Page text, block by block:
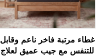
غطاء مرتبة فاخر ناعم وقابل
للتنفس مع جيب عميق لعلاج